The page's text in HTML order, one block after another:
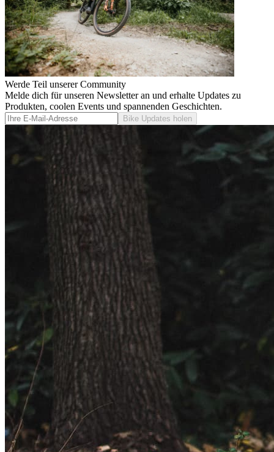
Werde Teil unserer Community
Melde dich für unseren Newsletter an und erhalte Updates zu
Produkten, coolen Events und spannenden Geschichten.
Bike Updates holen